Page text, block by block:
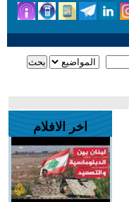
اخر الافلام